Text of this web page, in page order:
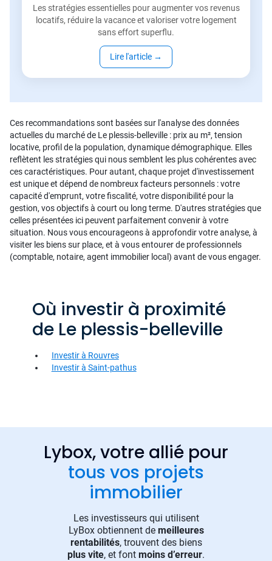
Les stratégies essentielles pour augmenter vos revenus
locatifs, réduire la vacance et valoriser votre logement
sans effort superflu.
Lire l'article →
Ces recommandations sont basées sur l'analyse des données
actuelles du marché de Le plessis-belleville : prix au m², tension
locative, profil de la population, dynamique démographique. Elles
reflètent les stratégies qui nous semblent les plus cohérentes avec
ces caractéristiques. Pour autant, chaque projet d'investissement
est unique et dépend de nombreux facteurs personnels : votre
capacité d'emprunt, votre fiscalité, votre disponibilité pour la
gestion, vos objectifs à court ou long terme. D'autres stratégies que
celles présentées ici peuvent parfaitement convenir à votre
situation. Nous vous encourageons à approfondir votre analyse, à
visiter les biens sur place, et à vous entourer de professionnels
(comptable, notaire, agent immobilier local) avant de vous engager.
Où investir à proximité
de Le plessis-belleville
Investir à Rouvres
Investir à Saint-pathus
Lybox, votre allié pour
tous vos projets
immobilier
Les investisseurs qui utilisent
LyBox obtiennent de meilleures
rentabilités, trouvent des biens
plus vite, et font moins d’erreur.